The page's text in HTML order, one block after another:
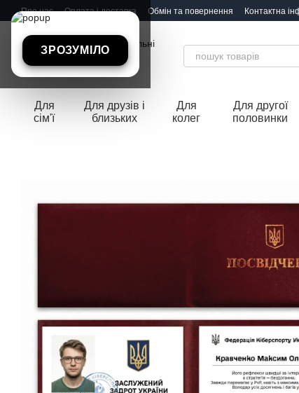
ЗРОЗУМІЛО
Перейти до основного контенту
Про нас Оплата і доставка Обмін та повернення Контактна
Для
сім'ї
Для друзів і
близьких
Для
колег
Для другої
половинки